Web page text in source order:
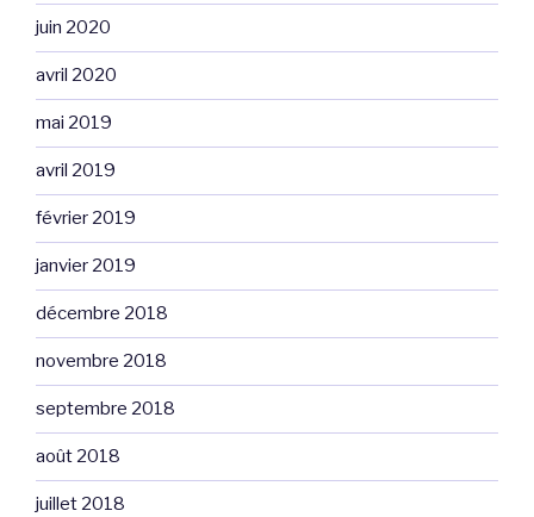
juin 2020
avril 2020
mai 2019
avril 2019
février 2019
janvier 2019
décembre 2018
novembre 2018
septembre 2018
août 2018
juillet 2018